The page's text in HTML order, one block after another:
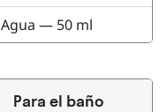
Agua — 50 ml
Para el baño